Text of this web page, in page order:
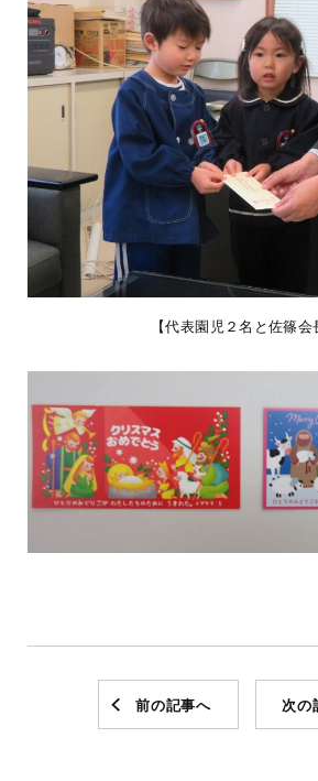
【代表園児２名と佐篠会
前の記事へ 次の